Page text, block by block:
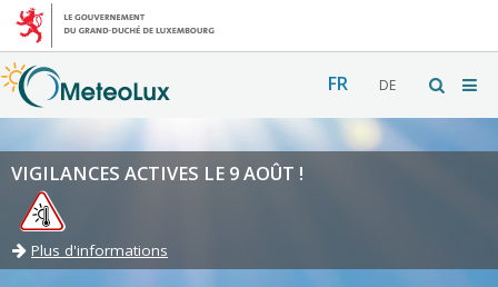
FR DE
VIGILANCES ACTIVES LE 9 AOÛT !
Plus d'informations